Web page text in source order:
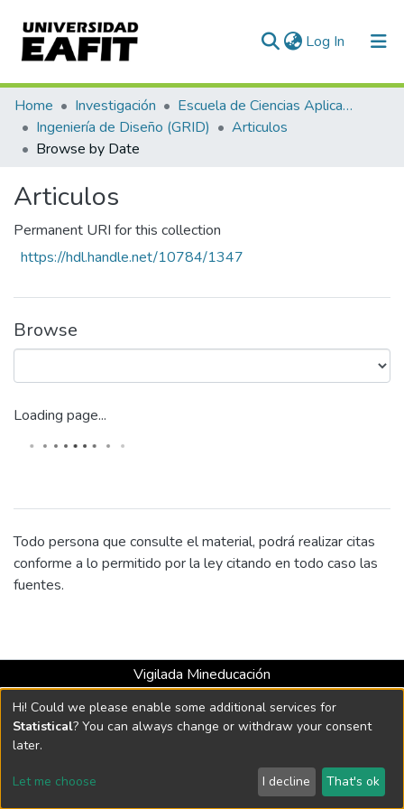
Log In (current)
Home Investigación
Escuela de Ciencias Aplicadas e Ingeniería
Ingeniería de Diseño (GRID)
Articulos
Browse by Date
Articulos
Permanent URI for this collection
https://hdl.handle.net/10784/1347
Browse
Loading page...
Todo persona que consulte el material, podrá realizar citas
conforme a lo permitido por la ley citando en todo caso las
fuentes.
Vigilada Mineducación
Universidad con Acreditación Institucional hasta 2026 -
Resolución MEN 2158 de 2018
DSpace software copyright © 2002-2026 LYRASIS
Hi! Could we please enable some additional services for
Statistical? You can always change or withdraw your consent
later.
Let me choose I decline That's ok